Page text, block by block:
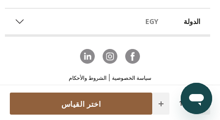
Quantity
اختر القياس
الدولة EGY
سياسة الخصوصية الشروط والأحكام